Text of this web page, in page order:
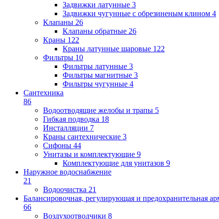
Задвижки латунные 3
Задвижки чугунные с обрезиненым клином 4
Клапаны 26
Клапаны обратные 26
Краны 122
Краны латунные шаровые 122
Фильтры 10
Фильтры латунные 3
Фильтры магнитные 3
Фильтры чугунные 4
Сантехника
86
Водоотводящие желобы и трапы 5
Гибкая подводка 18
Инсталляции 7
Краны сантехнические 3
Сифоны 44
Унитазы и комплектующие 9
Комплектующие для унитазов 9
Наружное водоснабжение
21
Водоочистка 21
Балансировочная, регулирующая и предохранительная
66
Воздухоотводчики 8